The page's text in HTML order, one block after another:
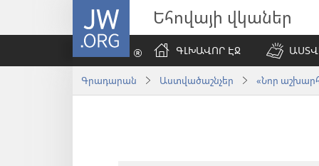
JW.ORG Եհովայի վկաներ
ԳԼԽԱՎՈՐ ԷՋ
Գրադարան Աստվածաշնչեր «Նոր